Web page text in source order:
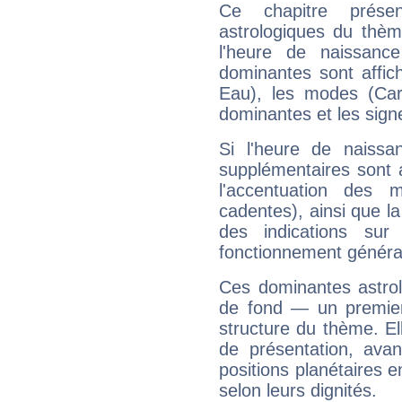
Ce chapitre
astrologiques du
l'heure de
dominantes sont
Eau), les modes
dominantes et les
Si l'heure de
supplémentaires sont
l'accentuation des
cadentes), ainsi que
des indications sur
fonctionnement
Ces dominantes
de fond — un
structure du thème.
de présentation,
positions planétaires
selon leurs dignités.